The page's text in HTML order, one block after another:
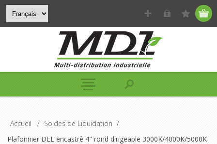
Accueil / Soldes de Liquidation /
Plafonnier DEL encastré 4" rond dirigeable 3000K/4000K/5000K